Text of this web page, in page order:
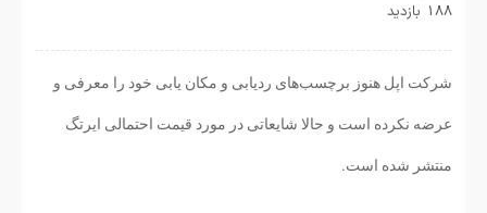
188 بازدید
شرکت اپل هنوز برچسب‌های ردیابی و مکان یابی خود را معرفی و
عرضه نکرده است و حالا شایعاتی در مورد قیمت احتمالی ایرتگ
منتشر شده است.